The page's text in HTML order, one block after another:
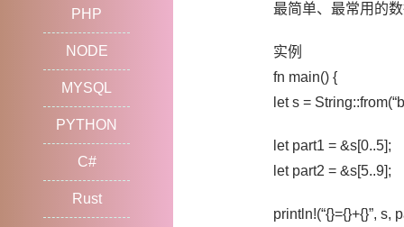
PHP
NODE
MYSQL
PYTHON
C#
Rust
最简单、最常用的
实例
fn main() {
let s =
let part1 = &s[0..5];
let part2 = &s[5..9];
println!(“{}={}+{}”, s,